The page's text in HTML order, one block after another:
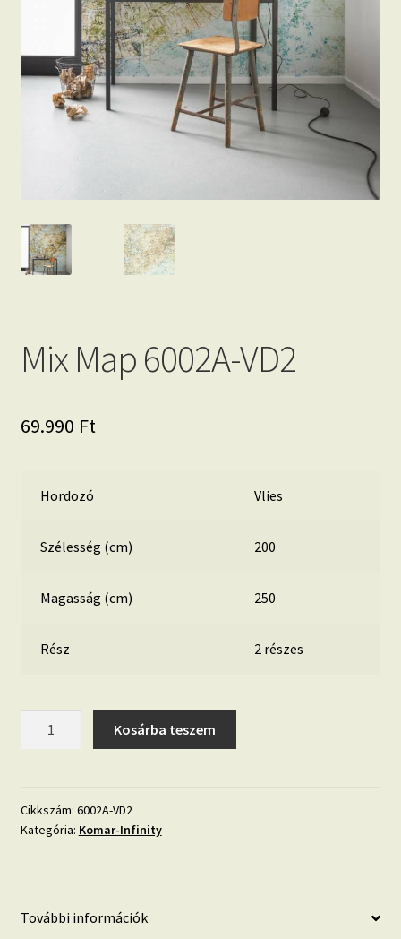
Mix Map 6002A-VD2
69.990 Ft
Hordozó Vlies
Szélesség (cm) 200
Magasság (cm) 250
Rész 2 részes
mennyiség
Kosárba teszem
Cikkszám: 6002A-VD2
Kategória: Komar-Infinity
További információk